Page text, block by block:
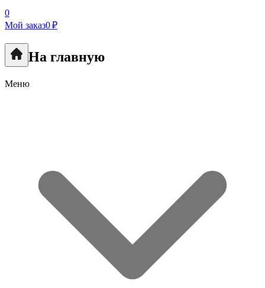
0
Мой заказ0 ₽
На главную
Меню